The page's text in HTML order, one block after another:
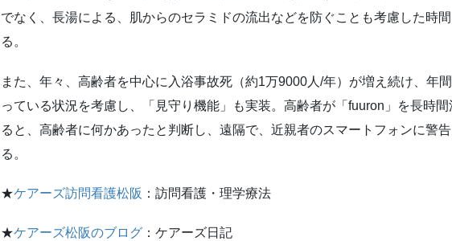
でなく、長湯による、肌からのセラミドの流出などを防ぐことも考慮した時
る。
また、年々、高齢者を中心に入浴事故死（約1万9000人/年）が増え続け、年
っている状況を考慮し、「見守り機能」も実装。高齢者が「fuuron」を長時
ると、高齢者に何かあったと判断し、遠隔で、近親者のスマートフォンに警
る。
★ケアーズ訪問看護松阪 ：訪問看護・理学療法
★ケアーズ松阪のブログ ：ケアーズ日記